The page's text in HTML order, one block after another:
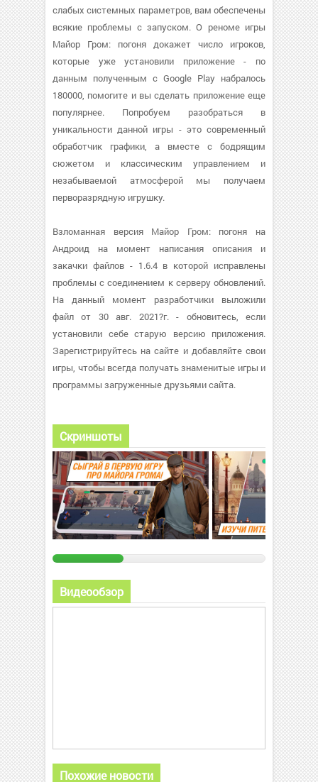
слабых системных параметров, вам обеспечены
всякие проблемы с запуском. О реноме игры
Майор Гром: погоня докажет число игроков,
которые уже установили приложение - по
данным полученным с Google Play набралось
180000, помогите и вы сделать приложение еще
популярнее. Попробуем разобраться в
уникальности данной игры - это современный
обработчик графики, а вместе с бодрящим
сюжетом и классическим управлением и
незабываемой атмосферой мы получаем
перворазрядную игрушку.
Взломанная версия Майор Гром: погоня на
Андроид на момент написания описания и
закачки файлов - 1.6.4 в которой исправлены
проблемы с соединением к серверу обновлений.
На данный момент разработчики выложили
файл от 30 авг. 2021?г. - обновитесь, если
установили себе старую версию приложения.
Зарегистрируйтесь на сайте и добавляйте свои
игры, чтобы всегда получать знаменитые игры и
программы загруженные друзьями сайта.
Скриншоты
Видеообзор
Похожие новости